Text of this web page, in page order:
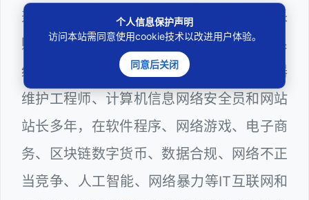
兼任深圳市人民政府听证员、深圳市政府采
购评审专家（法律类），深圳市某区政府系
统公职律师、WEB前端开发和 WEB服务器
维护工程师、计算机信息网络安全员和网站
站长多年，在软件程序、网络游戏、电子商
务、区块链数字货币、数据合规、网络不正
当竞争、人工智能、网络暴力等IT互联网和
个人信息保护声明
访问本站需同意使用cookie技术以改进用户体验。
同意后关闭